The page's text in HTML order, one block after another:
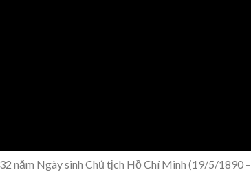
năm Ngày sinh Chủ tịch Hồ Chí Minh (19/5/1890 –